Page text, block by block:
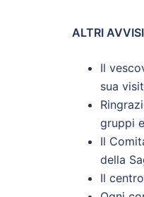
ALTRI AVVISI
Il
sua
gruppi
Il
della
Il